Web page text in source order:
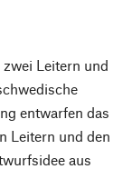
Leitern und
entwarfen das
Leitern und den
aus